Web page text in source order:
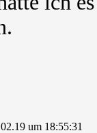
um 18:55:31